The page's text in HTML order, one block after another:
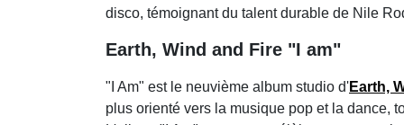
disco, témoignant du talent durable de Nile
Earth, Wind and Fire "I am"
"I Am" est le neuvième album studio d'Earth,
plus orienté vers la musique pop et la dance,